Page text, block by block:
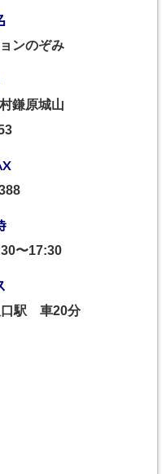
ンのぞみ
鎌原城山
〜17:30
口駅 車20分